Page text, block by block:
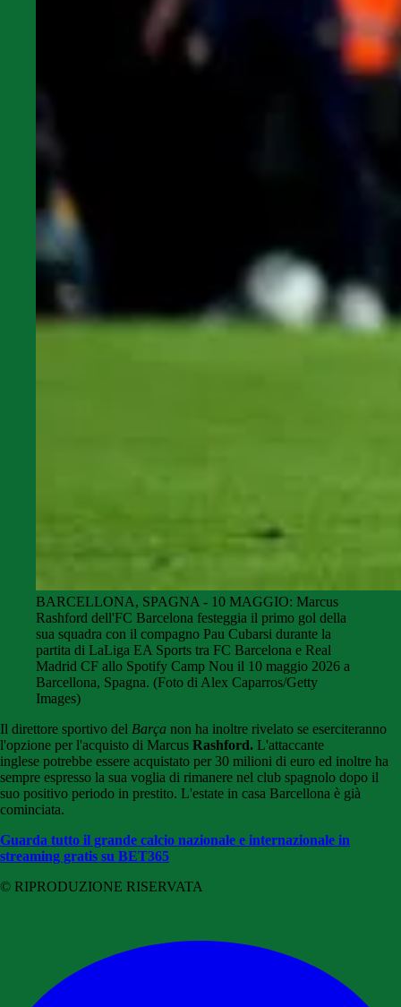
BARCELLONA, SPAGNA - 10 MAGGIO: Marcus
Rashford dell'FC Barcelona festeggia il primo gol della
sua squadra con il compagno Pau Cubarsi durante la
partita di LaLiga EA Sports tra FC Barcelona e Real
Madrid CF allo Spotify Camp Nou il 10 maggio 2026 a
Barcellona, ​​Spagna. (Foto di Alex Caparros/Getty
Images)
Il direttore sportivo del Barça non ha inoltre rivelato se eserciteranno
l'opzione per l'acquisto di Marcus Rashford. L'attaccante
inglese potrebbe essere acquistato per 30 milioni di euro ed inoltre ha
sempre espresso la sua voglia di rimanere nel club spagnolo dopo il
suo positivo periodo in prestito. L'estate in casa Barcellona è già
cominciata.
Guarda tutto il grande calcio nazionale e internazionale in
streaming gratis su BET365
© RIPRODUZIONE RISERVATA